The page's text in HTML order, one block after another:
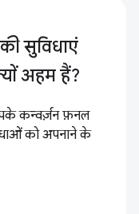
सुविधाएं
अहम हैं?
कन्वर्ज़न फ़नल
को अपनाने के